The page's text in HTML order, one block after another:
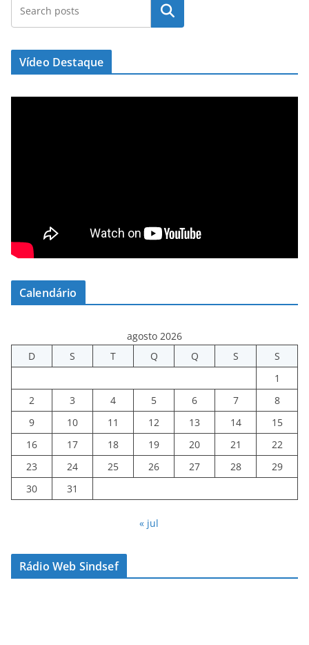
Pesquisar
Vídeo Destaque
Calendário
agosto 2026
D
S T Q Q S
S
1
2
3 4 5 6 7
8
9
10 11 12 13 14
15
16
17 18 19 20 21
22
23
24 25 26 27 28
29
30
31
« jul
Rádio Web Sindsef